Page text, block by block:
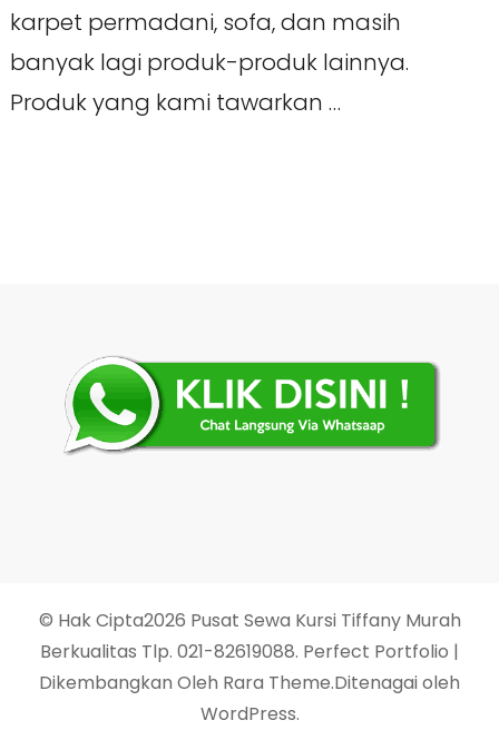
karpet permadani, sofa, dan masih
banyak lagi produk-produk lainnya.
Produk yang kami tawarkan …
© Hak Cipta2026 Pusat Sewa Kursi Tiffany Murah
Berkualitas Tlp. 021-82619088. Perfect Portfolio |
Dikembangkan Oleh Rara Theme.Ditenagai oleh
WordPress.